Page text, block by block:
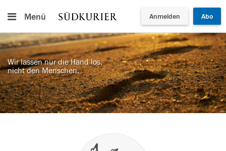
Menü Anmelden Abo
Wir lassen nur die Hand los,
nicht den Menschen.